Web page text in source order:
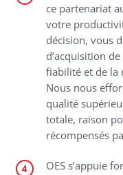
ce partenariat
votre
décision, vous
d’acquisition
fiabilité et de la
Nous nous
qualité
totale, raison
récompensés
OES s’appuie